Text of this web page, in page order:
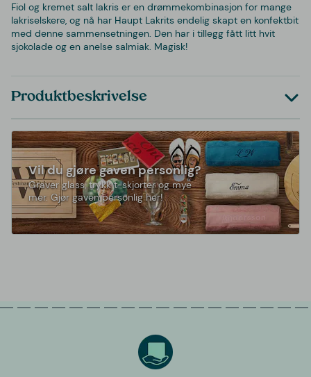
Fiol og kremet salt lakris er en drømmekombinasjon for mange
lakriselskere, og nå har Haupt Lakrits endelig skapt en konfektbit
med denne sammensetningen. Den har i tillegg fått litt hvit
sjokolade og en anelse salmiak. Magisk!
Produktbeskrivelse
Vil du gjøre gaven personlig?
Graver glass, trykk t-skjorter og mye
mer. Gjør gaven personlig her!